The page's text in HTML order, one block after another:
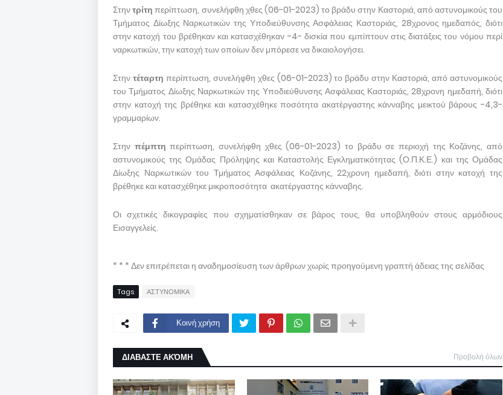
Στηντρίτη περίπτωση, συνελήφθη χθες (06-01-2023) το βράδυ στην Καστοριά, από αστυνομικούς του
Τμήματος Δίωξης Ναρκωτικών της Υποδιεύθυνσης Ασφάλειας Καστοριάς, 28χρονος ημεδαπός, διότι
στην κατοχή του βρέθηκαν και κατασχέθηκαν -4- δισκία που εμπίπτουν στις διατάξεις του νόμου περί
ναρκωτικών, την κατοχή των οποίων δεν μπόρεσε να δικαιολογήσει.
Στην τέταρτη περίπτωση, συνελήφθη χθες (06-01-2023) το βράδυ στην Καστοριά, από αστυνομικούς
του Τμήματος Δίωξης Ναρκωτικών της Υποδιεύθυνσης Ασφάλειας Καστοριάς, 28χρονη ημεδαπή, διότι
στην κατοχή της βρέθηκε και κατασχέθηκε ποσότητα ακατέργαστης κάνναβης μεικτού βάρους -4,3-
γραμμαρίων.
Στην πέμπτη περίπτωση, συνελήφθη χθες (06-01-2023) το βράδυ σε περιοχή της Κοζάνης, από
αστυνομικούς της Ομάδας Πρόληψης και Καταστολής Εγκληματικότητας (Ο.Π.Κ.Ε.) και της Ομάδας
Δίωξης Ναρκωτικών του Τμήματος Ασφάλειας Κοζάνης, 22χρονη ημεδαπή, διότι στην κατοχή της
βρέθηκε και κατασχέθηκε μικροποσότητα ακατέργαστης κάνναβης.
Οι σχετικές δικογραφίες που σχηματίσθηκαν σε βάρος τους, θα υποβληθούν στους αρμόδιους
Εισαγγελείς.
* * * Δεν επιτρέπεται η αναδημοσίευση των άρθρων χωρίς προηγούμενη γραπτή άδειας της σελίδας
Tags ΑΣΤΥΝΟΜΙΚΑ
Κοινή χρήση
ΔΙΑΒΑΣΤΕ ΑΚΌΜΗ Προβολή όλων